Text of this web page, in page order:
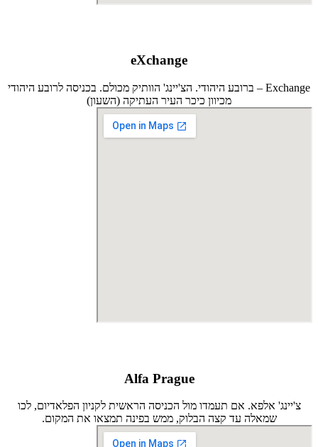
eXchange
Exchange – ברובע היהודי. הצ'יינג' הוותיק מכולם. בכניסה לרובע היהודי
מכיוון כיכר העיר העתיקה (השעון)
Alfa Prague
צ'יינג' אלפא. אם תעמדו מול הכניסה הראשית לקניון הפלאדיום, לכו
שמאלה עד קצה הבלוק, ממש בפינה תמצאו את המקום.